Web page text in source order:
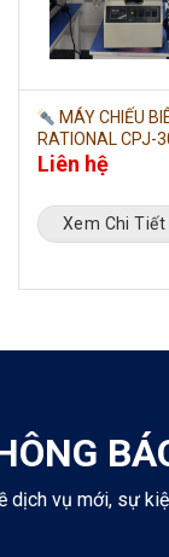
MÁY CHIẾU
RATIONAL CPJ-
Liên hệ
Xem Chi Tiết
vụ mới, sự